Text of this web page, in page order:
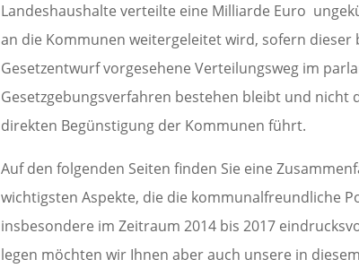
Landeshaushalte verteilte eine Milliarde Euro
an die Kommunen weitergeleitet wird, sofern dieser
Gesetzentwurf vorgesehene Verteilungsweg im
Gesetzgebungsverfahren bestehen bleibt und nicht
direkten Begünstigung der Kommunen führt.
Auf den folgenden Seiten finden Sie eine
wichtigsten Aspekte, die die kommunalfreundliche
insbesondere im Zeitraum 2014 bis 2017
legen möchten wir Ihnen aber auch unsere in